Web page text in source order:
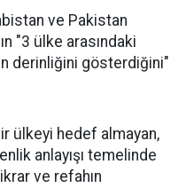
ve Pakistan
"3 ülke arasındaki
derinliğini gösterdiğini"
ülkeyi hedef almayan,
anlayışı temelinde
ve refahın